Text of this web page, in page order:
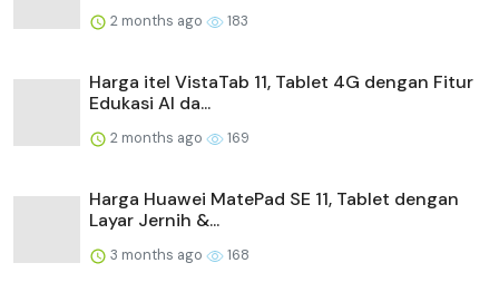
2 months ago 183
Harga itel VistaTab 11, Tablet 4G dengan Fitur
Edukasi AI da...
2 months ago 169
Harga Huawei MatePad SE 11, Tablet dengan
Layar Jernih &...
3 months ago 168